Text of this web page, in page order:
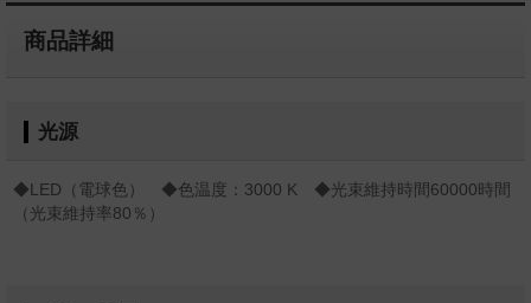
商品詳細
光源
◆LED（電球色） ◆色温度：3000 K ◆光束維持時間60000時間
（光束維持率80％）